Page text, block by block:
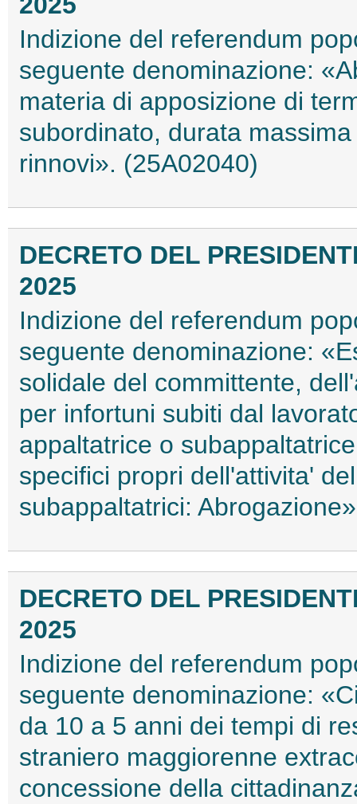
Indizione del referendum
seguente denominazione:
materia di apposizione di
subordinato, durata
rinnovi». (25A02040)
DECRETO DEL
2025
Indizione del referendum
seguente denominazione:
solidale del committente,
per infortuni subiti dal
appaltatrice o
specifici propri dell'attivita'
subappaltatrici:
DECRETO DEL
2025
Indizione del referendum
seguente denominazione:
da 10 a 5 anni dei tempi di
straniero maggiorenne
concessione della